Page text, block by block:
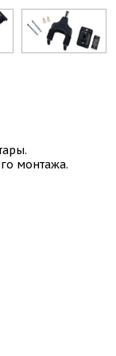
монтажа.